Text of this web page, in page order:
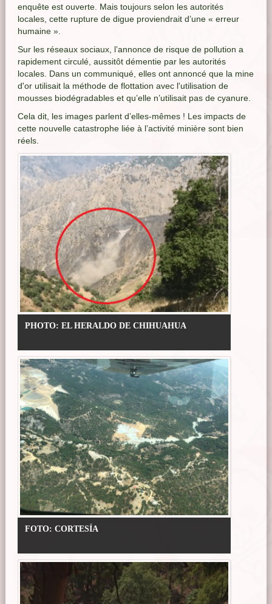
enquête est ouverte. Mais toujours selon les autorités
locales, cette rupture de digue proviendrait d’une « erreur
humaine ».
Sur les réseaux sociaux, l’annonce de risque de pollution a
rapidement circulé, aussitôt démentie par les autorités
locales. Dans un communiqué, elles ont annoncé que la mine
d'or utilisait la méthode de flottation avec l'utilisation de
mousses biodégradables et qu’elle n’utilisait pas de cyanure.
Cela dit, les images parlent d’elles-mêmes ! Les impacts de
cette nouvelle catastrophe liée à l’activité minière sont bien
réels.
PHOTO: EL HERALDO DE CHIHUAHUA
FOTO: CORTESÍA